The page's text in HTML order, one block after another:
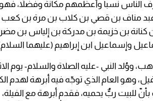
الناس نسباً وأعظمهم مكانةً وفضلاً،
مناف بن قصي بن كلاب بن مرة بن
بن خزيمة بن مدركة بن إلياس بن
وإسماعيل ابن إبراهيم (عليهما السلام)
ووُلد النبي -عليه الصلاة والسلام- يوم
وهو العام الذي توجّه فيه أبرهة لهدم
للبيت ربٌّ يحميه، فقدم أبرهة مع الفيلة،